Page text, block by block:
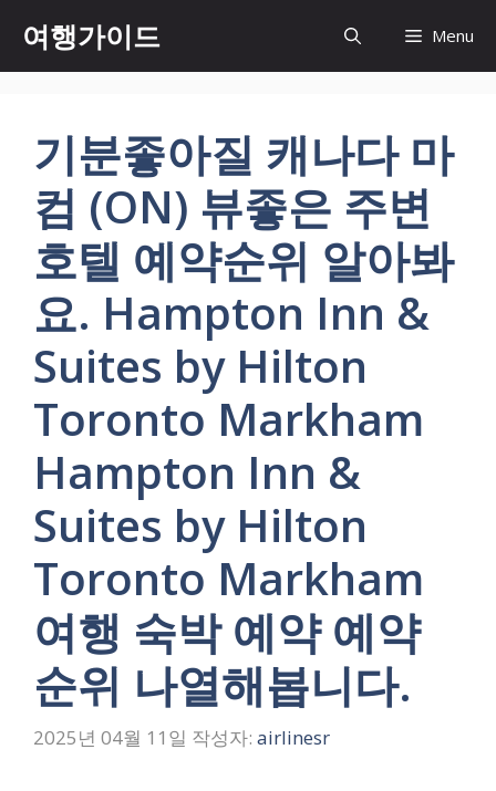
츠
여행가이드 Menu
기분좋아질 캐나다 마
컴 (ON) 뷰좋은 주변
호텔 예약순위 알아봐
요. Hampton Inn &
Suites by Hilton
Toronto Markham
Hampton Inn &
Suites by Hilton
Toronto Markham
여행 숙박 예약 예약
순위 나열해봅니다.
2025년 04월 11일 작성자: airlinesr